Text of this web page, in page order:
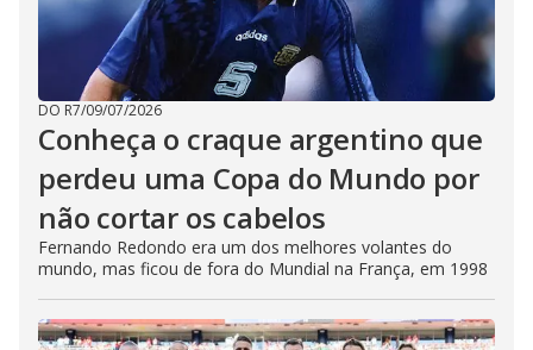
DO R7/09/07/2026
Conheça o craque argentino que
perdeu uma Copa do Mundo por
não cortar os cabelos
Fernando Redondo era um dos melhores volantes do
mundo, mas ficou de fora do Mundial na França, em 1998